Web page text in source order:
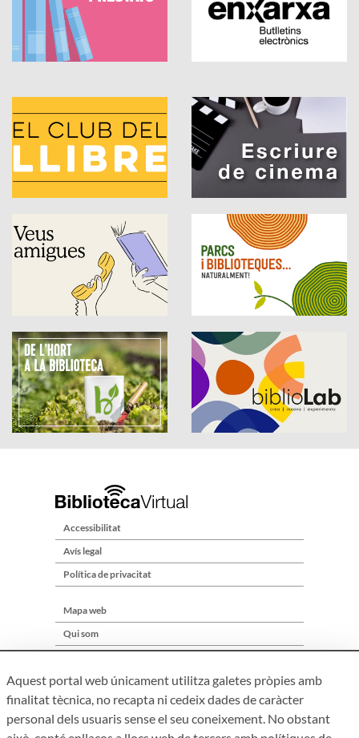
Accessibilitat
Avís legal
Política de privacitat
Mapa web
Qui som
Aquest portal web únicament utilitza galetes pròpies amb
finalitat tècnica, no recapta ni cedeix dades de caràcter
personal dels usuaris sense el seu coneixement. No obstant